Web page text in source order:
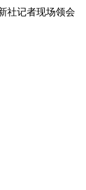
社记者现场领会